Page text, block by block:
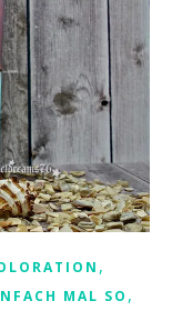
,
MAL SO ,